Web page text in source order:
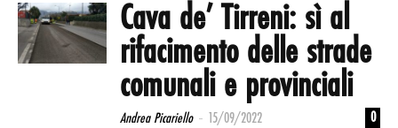
Cava de’ Tirreni: sì al
rifacimento delle strade
comunali e provinciali
Andrea Picariello - 15/09/2022 0